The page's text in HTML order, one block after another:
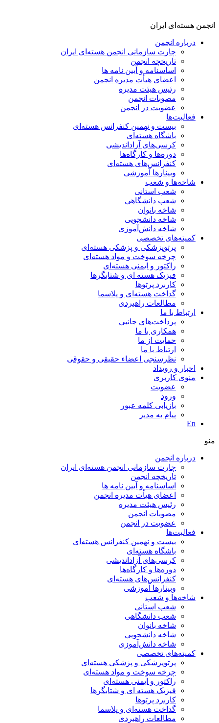
انجمن هسته‌ای ایران
درباره انجمن
چارت سازمانی انجمن هسته‌ای ایران
تاریخچه انجمن
اساسنامه و آیین نامه ها
اعضای هیأت مدیره انجمن
رئیس هیئت مدیره
مصوبات انجمن
عضویت در انجمن
فعالیت‌ها
بیست و نهمین کنفرانس هسته‌ای
باشگاه هسته‌ای
کرسی‌های آزاداندیشی
دوره‌ها و کارگاه‌ها
کنفرانس‌های هسته‌ای
وبینارها آموزشی
شاخه‌ها و شعب
شعب استانی
شعب دانشگاهی
شاخه بانوان
شاخه دانشجویی
شاخه دانش‌آموزی
کمیته‌های تخصصی
پرتوپزشکی و پزشکی هسته‌ای
چرخه سوخت و مواد هسته‌ای
راکتور و ایمنی هسته‌ای
فیزیک هسته ای و شتابگرها
کاربرد پرتوها
گداخت هسته‌ای و پلاسما
مطالعات راهبردی
ارتباط با ما
پرداخت‌های جانبی
همکاری با ما
حمايت از ما
ارتباط با ما
نظر‌سنجی اعضاء حقیقی و حقوقی
اخبار و رويداد
منوی کاربری
عضویت
ورود
بازیابی کلمه عبور
پیام به مدير
En
منو
درباره انجمن
چارت سازمانی انجمن هسته‌ای ایران
تاریخچه انجمن
اساسنامه و آیین نامه ها
اعضای هیأت مدیره انجمن
رئیس هیئت مدیره
مصوبات انجمن
عضویت در انجمن
فعالیت‌ها
بیست و نهمین کنفرانس هسته‌ای
باشگاه هسته‌ای
کرسی‌های آزاداندیشی
دوره‌ها و کارگاه‌ها
کنفرانس‌های هسته‌ای
وبینارها آموزشی
شاخه‌ها و شعب
شعب استانی
شعب دانشگاهی
شاخه بانوان
شاخه دانشجویی
شاخه دانش‌آموزی
کمیته‌های تخصصی
پرتوپزشکی و پزشکی هسته‌ای
چرخه سوخت و مواد هسته‌ای
راکتور و ایمنی هسته‌ای
فیزیک هسته ای و شتابگرها
کاربرد پرتوها
گداخت هسته‌ای و پلاسما
مطالعات راهبردی